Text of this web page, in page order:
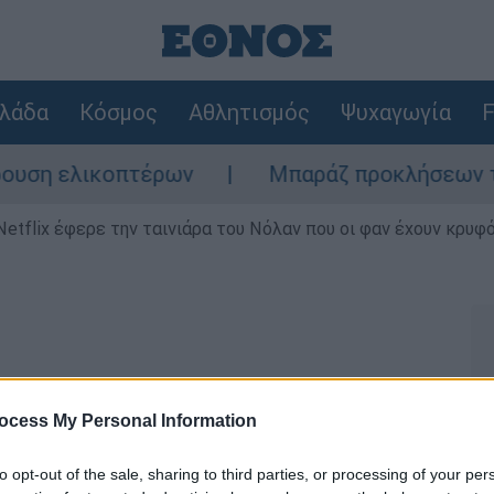
My Personal Information
opt-out of the sale, sharing to third parties, or processing of your
Κόσμος Αθλητισμός Ψυχαγωγία
ελικοπτέρων Μπαράζ προκλήσεων της
έφερε την ταινιάρα του Νόλαν που οι φαν έχουν
λάθη σε ελληνικές
είχε παρατηρήσει